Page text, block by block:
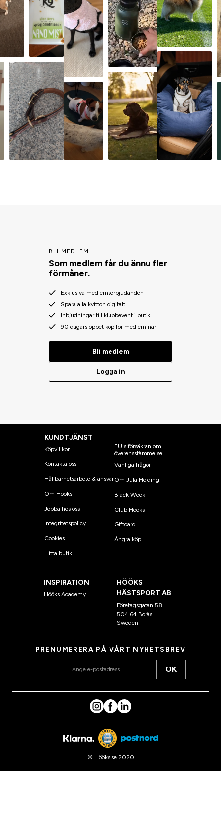
BLI MEDLEM
Som medlem får du ännu fler
förmåner.
Exklusiva medlemserbjudanden
Spara alla kvitton digitalt
Inbjudningar till klubbevent i butik
90 dagars öppet köp för medlemmar
Bli medlem
Logga in
KUNDTJÄNST
Köpvillkor
Kontakta oss
Hållbarhetsarbete & ansvar
Om Hööks
Jobba hos oss
Integritetspolicy
Cookies
Hitta butik
EU:s försäkran om
överensstämmelse
Vanliga frågor
Om Jula Holding
Black Week
Club Hööks
Giftcard
Ångra köp
INSPIRATION
Hööks Academy
HÖÖKS
HÄSTSPORT AB
Företagsgatan 58
504 64 Borås
Sweden
PRENUMERERA PÅ VÅRT NYHETSBREV
OK
© Hööks.se 2020